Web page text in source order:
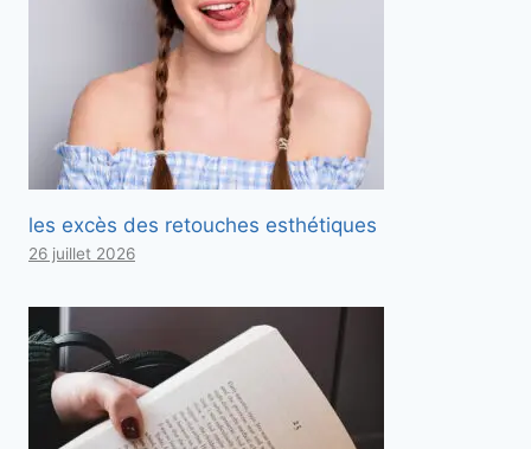
les excès des retouches esthétiques
26 juillet 2026